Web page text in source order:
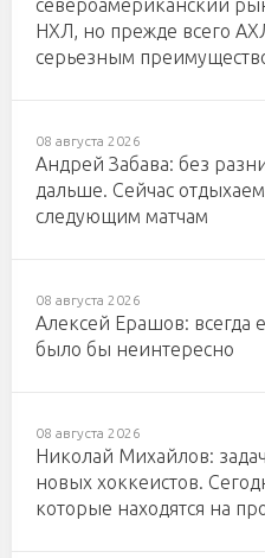
североамериканский
НХЛ, но прежде всего
серьезным
08 августа 2026
Андрей Забава: без
дальше. Сейчас
следующим матчам
08 августа 2026
Алексей Ерашов: всегда
было бы неинтересно
08 августа 2026
Николай Михайлов:
новых хоккеистов.
которые находятся на